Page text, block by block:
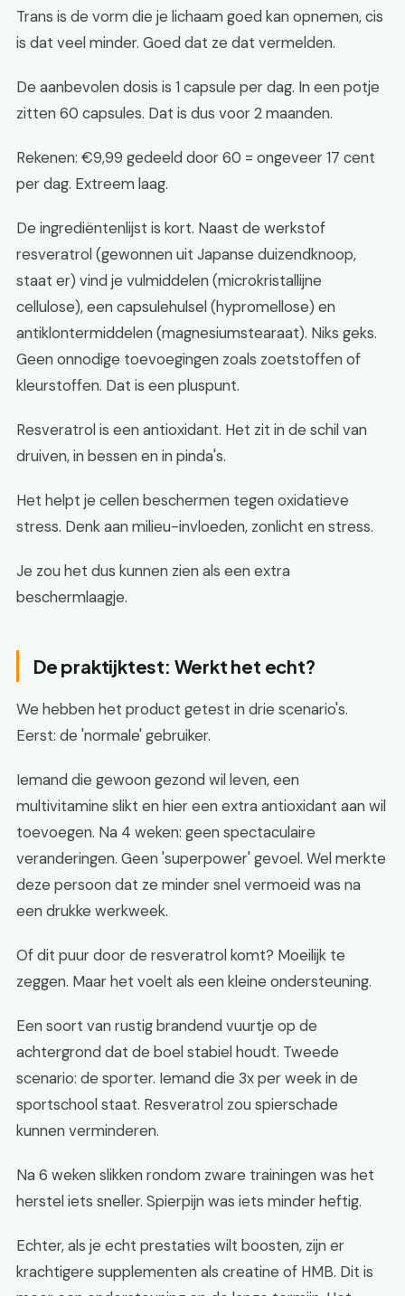
Trans is de vorm die je lichaam goed kan opnemen, cis
is dat veel minder. Goed dat ze dat vermelden.
De aanbevolen dosis is 1 capsule per dag. In een potje
zitten 60 capsules. Dat is dus voor 2 maanden.
Rekenen: €9,99 gedeeld door 60 = ongeveer 17 cent
per dag. Extreem laag.
De ingrediëntenlijst is kort. Naast de werkstof
resveratrol (gewonnen uit Japanse duizendknoop,
staat er) vind je vulmiddelen (microkristallijne
cellulose), een capsulehulsel (hypromellose) en
antiklontermiddelen (magnesiumstearaat). Niks geks.
Geen onnodige toevoegingen zoals zoetstoffen of
kleurstoffen. Dat is een pluspunt.
Resveratrol is een antioxidant. Het zit in de schil van
druiven, in bessen en in pinda's.
Het helpt je cellen beschermen tegen oxidatieve
stress. Denk aan milieu-invloeden, zonlicht en stress.
Je zou het dus kunnen zien als een extra
beschermlaagje.
De praktijktest: Werkt het echt?
We hebben het product getest in drie scenario's.
Eerst: de 'normale' gebruiker.
Iemand die gewoon gezond wil leven, een
multivitamine slikt en hier een extra antioxidant aan wil
toevoegen. Na 4 weken: geen spectaculaire
veranderingen. Geen 'superpower' gevoel. Wel merkte
deze persoon dat ze minder snel vermoeid was na
een drukke werkweek.
Of dit puur door de resveratrol komt? Moeilijk te
zeggen. Maar het voelt als een kleine ondersteuning.
Een soort van rustig brandend vuurtje op de
achtergrond dat de boel stabiel houdt. Tweede
scenario: de sporter. Iemand die 3x per week in de
sportschool staat. Resveratrol zou spierschade
kunnen verminderen.
Na 6 weken slikken rondom zware trainingen was het
herstel iets sneller. Spierpijn was iets minder heftig.
Echter, als je echt prestaties wilt boosten, zijn er
krachtigere supplementen als creatine of HMB. Dit is